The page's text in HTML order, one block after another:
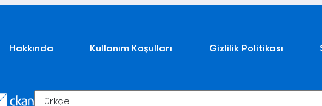
Hakkında Kullanım Koşulları Gizlilik Politikası